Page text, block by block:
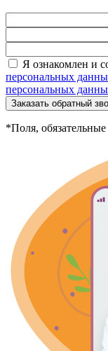
Я ознакомлен и
персональных
персональных
Заказать обратный
*Поля,